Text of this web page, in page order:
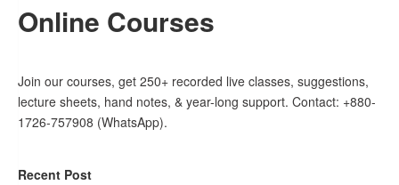
Online Courses
Join our courses, get 250+ recorded live classes, suggestions,
lecture sheets, hand notes, & year-long support. Contact: +880-
1726-757908 (WhatsApp).
Recent Post